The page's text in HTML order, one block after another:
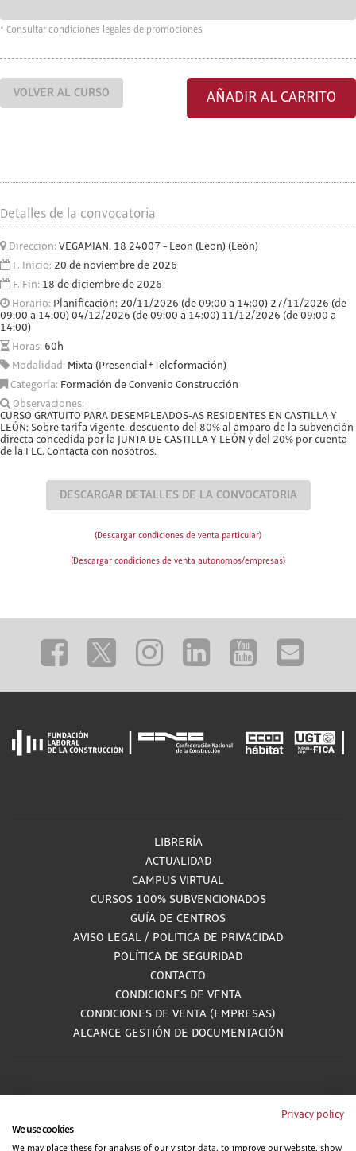
* Consultar condiciones legales de promociones
VOLVER AL CURSO AÑADIR AL CARRITO
Detalles de la convocatoria
Dirección: VEGAMIAN, 18 24007 - Leon (Leon) (León)
F. Inicio: 20 de noviembre de 2026
F. Fin: 18 de diciembre de 2026
Horario: Planificación: 20/11/2026 (de 09:00 a 14:00) 27/11/2026 (de
09:00 a 14:00) 04/12/2026 (de 09:00 a 14:00) 11/12/2026 (de 09:00 a
14:00)
Horas: 60h
Modalidad: Mixta (Presencial+Teleformación)
Categoría: Formación de Convenio Construcción
Observaciones:
CURSO GRATUITO PARA DESEMPLEADOS-AS RESIDENTES EN CASTILLA Y
LEÓN: Sobre tarifa vigente, descuento del 80% al amparo de la subvención
directa concedida por la JUNTA DE CASTILLA Y LEÓN y del 20% por cuenta
de la FLC. Contacta con nosotros.
DESCARGAR DETALLES DE LA CONVOCATORIA
(Descargar condiciones de venta particular)
(Descargar condiciones de venta autonomos/empresas)
LIBRERÍA
ACTUALIDAD
CAMPUS VIRTUAL
CURSOS 100% SUBVENCIONADOS
GUÍA DE CENTROS
AVISO LEGAL / POLITICA DE PRIVACIDAD
POLÍTICA DE SEGURIDAD
CONTACTO
CONDICIONES DE VENTA
CONDICIONES DE VENTA (EMPRESAS)
ALCANCE GESTIÓN DE DOCUMENTACIÓN
Teléfono gratuito atendido por asesores especializados L-V 8:00 - 15:00
Privacy policy
We use cookies
We may place these for analysis of our visitor data, to improve our website, show